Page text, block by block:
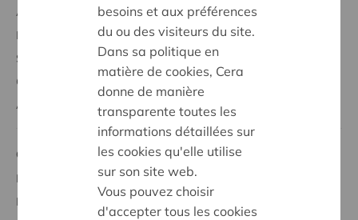
Acheter des parts coopératives
Profiter des avantages sociétaires
Soutien à la société
Codécider
À propos de Cera
Cera et
Le secteur associatif
L'entrepreneuriat coopératif
besoins et aux préférences
du ou des visiteurs du site.
Dans sa politique en
matière de cookies, Cera
donne de manière
transparente toutes les
informations détaillées sur
les cookies qu'elle utilise
sur son site web.
Vous pouvez choisir
d'accepter tous les cookies